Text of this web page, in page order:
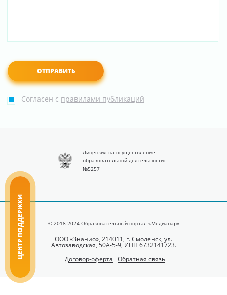
Согласен с правилами публикаций
Лицензия на осуществление
образовательной деятельности:
№5257
© 2018-2024 Образовательный портал «Медианар»
ООО «Знанио», 214011, г. Смоленск, ул.
Автозаводская, 50А-5-9, ИНН 6732141723.
Договор-оферта Обратная связь
ЦЕНТР ПОДДЕРЖКИ